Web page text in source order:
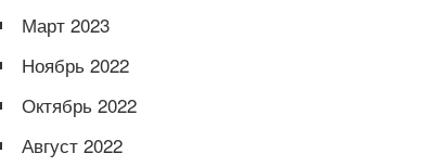
Март 2023
Ноябрь 2022
Октябрь 2022
Август 2022